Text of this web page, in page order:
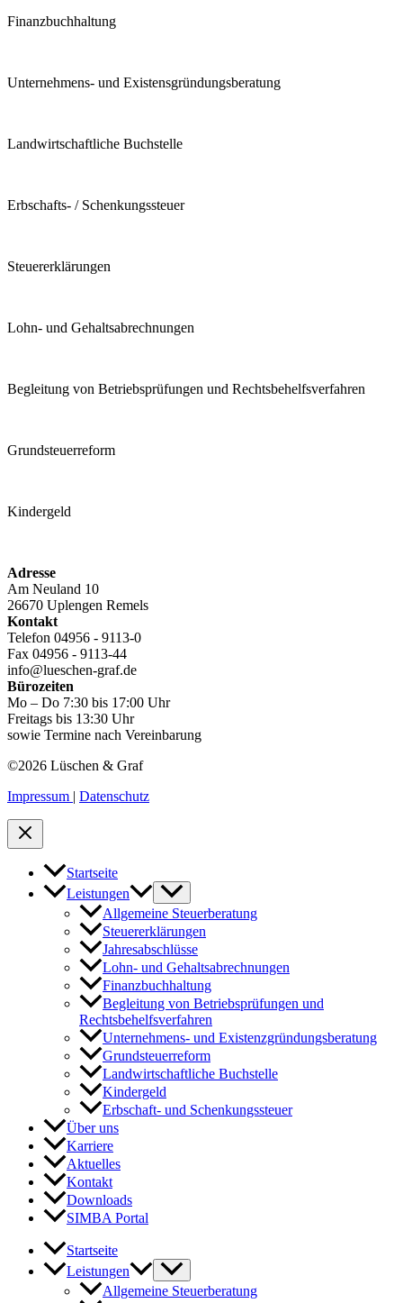
Finanzbuchhaltung
Unternehmens- und Existensgründungsberatung
Landwirtschaftliche Buchstelle
Erbschafts- / Schenkungssteuer
Steuererklärungen
Lohn- und Gehaltsabrechnungen
Begleitung von Betriebsprüfungen und Rechtsbehelfsverfahren
Grundsteuerreform
Kindergeld
Adresse
Am Neuland 10
26670 Uplengen Remels
Kontakt
Telefon 04956 - 9113-0
Fax 04956 - 9113-44
info@lueschen-graf.de
Bürozeiten
Mo – Do 7:30 bis 17:00 Uhr
Freitags bis 13:30 Uhr
sowie Termine nach Vereinbarung
©2026 Lüschen & Graf
Impressum | Datenschutz
Startseite
Leistungen
Allgemeine Steuerberatung
Steuererklärungen
Jahresabschlüsse
Lohn- und Gehaltsabrechnungen
Finanzbuchhaltung
Begleitung von Betriebsprüfungen und
Rechtsbehelfsverfahren
Unternehmens- und Existenzgründungsberatung
Grundsteuerreform
Landwirtschaftliche Buchstelle
Kindergeld
Erbschaft- und Schenkungssteuer
Über uns
Karriere
Aktuelles
Kontakt
Downloads
SIMBA Portal
Startseite
Leistungen
Allgemeine Steuerberatung